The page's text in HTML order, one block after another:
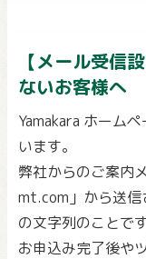
【メール受信
ないお客様へ
Yamakara ホーム
います。
弊社からのご案内
mt.com」から送信
の文字列のことです
お申込み完了後や